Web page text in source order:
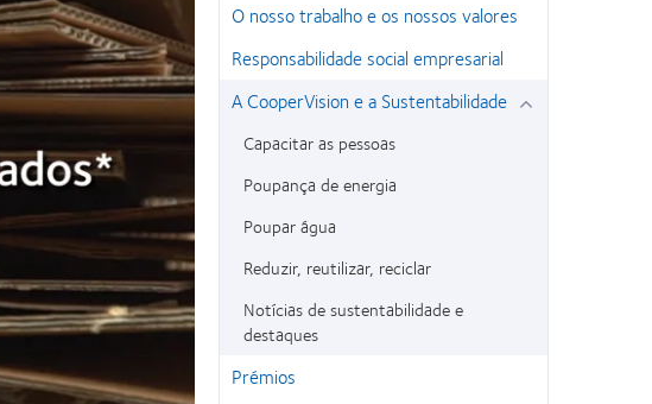
O nosso trabalho e os nossos valores
Responsabilidade social empresarial
A CooperVision e a Sustentabilidade
Capacitar as pessoas
Poupança de energia
Poupar água
Reduzir, reutilizar, reciclar
Notícias de sustentabilidade e
destaques
Prémios